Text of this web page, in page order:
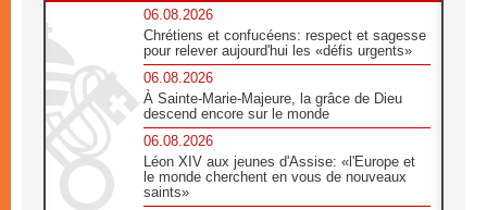
06.08.2026
Chrétiens et confucéens: respect et sagesse
pour relever aujourd'hui les «défis urgents»
06.08.2026
À Sainte-Marie-Majeure, la grâce de Dieu
descend encore sur le monde
06.08.2026
Léon XIV aux jeunes d'Assise: «l'Europe et
le monde cherchent en vous de nouveaux
saints»